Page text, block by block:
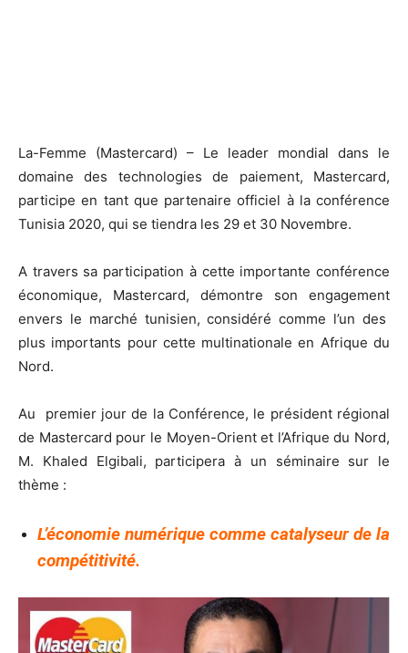
La-Femme (Mastercard) – Le leader mondial dans le
domaine des technologies de paiement, Mastercard,
participe en tant que partenaire officiel à la conférence
Tunisia 2020, qui se tiendra les 29 et 30 Novembre.
A travers sa participation à cette importante conférence
économique, Mastercard, démontre son engagement
envers le marché tunisien, considéré comme l’un des
plus importants pour cette multinationale en Afrique du
Nord.
Au premier jour de la Conférence, le président régional
de Mastercard pour le Moyen-Orient et l’Afrique du Nord,
M. Khaled Elgibali, participera à un séminaire sur le
thème :
L’économie numérique comme catalyseur de la
compétitivité.